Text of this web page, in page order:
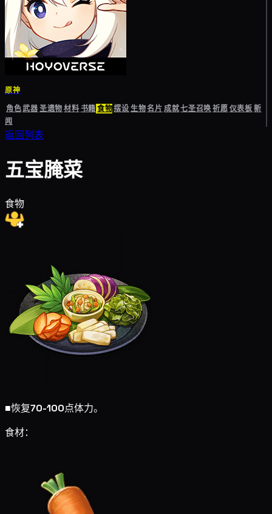
原神
角色武器圣遗物材料书籍食物摆设生物名片成就七圣召唤祈愿仪表板新
闻
返回列表
五宝腌菜
食物
■恢复70-100点体力。
食材：